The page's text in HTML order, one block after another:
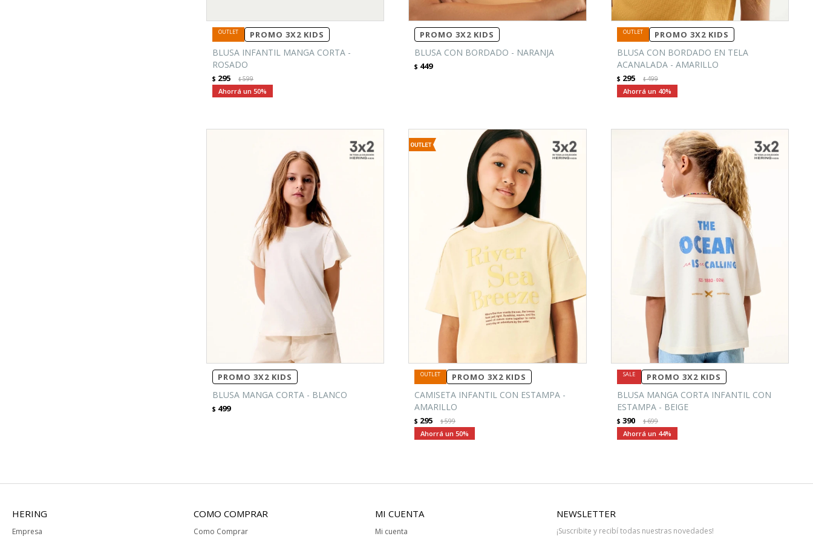
PROMO 3X2 KIDS
BLUSA INFANTIL MANGA CORTA -
ROSADO
$ 295 $599
50
PROMO 3X2 KIDS
BLUSA CON BORDADO - NARANJA
$ 449
PROMO 3X2 KIDS
BLUSA CON BORDADO EN TELA
ACANALADA - AMARILLO
$ 295 $499
40
PROMO 3X2 KIDS
BLUSA MANGA CORTA - BLANCO
$ 499
PROMO 3X2 KIDS
CAMISETA INFANTIL CON ESTAMPA -
AMARILLO
$ 295 $599
50
PROMO 3X2 KIDS
BLUSA MANGA CORTA INFANTIL CON
ESTAMPA - BEIGE
$ 390 $699
44
HERING
Empresa
COMO COMPRAR
Como Comprar
MI CUENTA
Mi cuenta
NEWSLETTER
¡Suscribite y recibí todas nuestras novedades!